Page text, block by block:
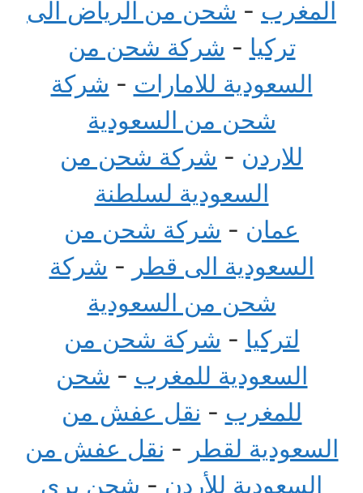
المغرب - شحن من الرياض الى
تركيا - شركة شحن من
السعودية للامارات - شركة
شحن من السعودية
للاردن - شركة شحن من
السعودية لسلطنة
عمان - شركة شحن من
السعودية الى قطر - شركة
شحن من السعودية
لتركيا - شركة شحن من
السعودية للمغرب - شحن
للمغرب - نقل عفش من
السعودية لقطر - نقل عفش من
السعودية للأردن - شحن بري